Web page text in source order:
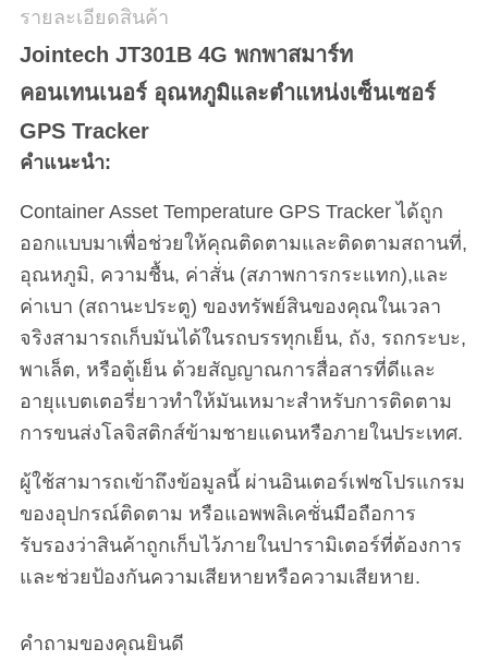
รายละเอียดสินค้า
Jointech JT301B 4G พกพาสมาร์ท
คอนเทนเนอร์ อุณหภูมิและตําแหน่งเซ็นเซอร์
GPS Tracker
คําแนะนํา:
Container Asset Temperature GPS Tracker ได้ถูก
ออกแบบมาเพื่อช่วยให้คุณติดตามและติดตามสถานที่,
อุณหภูมิ, ความชื้น, ค่าสั่น (สภาพการกระแทก),และ
ค่าเบา (สถานะประตู) ของทรัพย์สินของคุณในเวลา
จริงสามารถเก็บมันได้ในรถบรรทุกเย็น, ถัง, รถกระบะ,
พาเล็ต, หรือตู้เย็น ด้วยสัญญาณการสื่อสารที่ดีและ
อายุแบตเตอรี่ยาวทําให้มันเหมาะสําหรับการติดตาม
การขนส่งโลจิสติกส์ข้ามชายแดนหรือภายในประเทศ.
ผู้ใช้สามารถเข้าถึงข้อมูลนี้ ผ่านอินเตอร์เฟซโปรแกรม
ของอุปกรณ์ติดตาม หรือแอพพลิเคชั่นมือถือการ
รับรองว่าสินค้าถูกเก็บไว้ภายในปารามิเตอร์ที่ต้องการ
และช่วยป้องกันความเสียหายหรือความเสียหาย.
คําถามของคุณยินดี